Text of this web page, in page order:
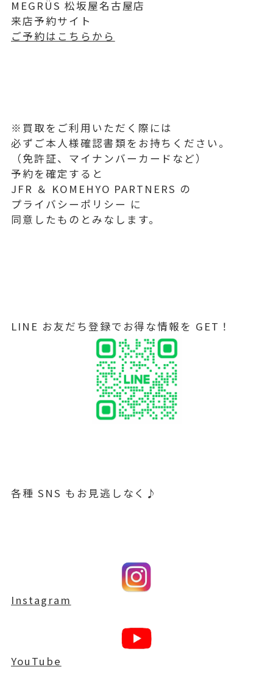
MEGRÜS 松坂屋名古屋店
来店予約サイト
ご予約はこちらから
※買取をご利用いただく際には
必ずご本人様確認書類をお持ちください。
（免許証、マイナンバーカードなど）
予約を確定すると
JFR ＆ KOMEHYO PARTNERS の
プライバシーポリシー に
同意したものとみなします。
LINE お友だち登録でお得な情報を GET！
各種 SNS もお見逃しなく♪
Instagram
YouTube